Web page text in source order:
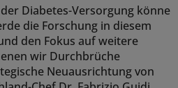
Diabetes-Versorgung könne
die Forschung in diesem
den Fokus auf weitere
wir Durchbrüche
Neuausrichtung von